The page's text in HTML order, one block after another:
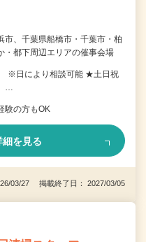
市、千葉県船橋市・千葉市・柏
・都下周辺エリアの催事会場
※日により相談可能 ★土日祝
…
験の方もOK
細を見る
03/27 掲載終了日： 2027/03/05